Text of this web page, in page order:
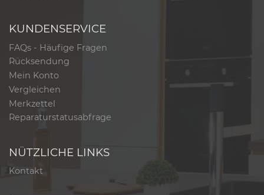
KUNDENSERVICE
FAQs - Häufige Fragen
Rücksendung
Mein Konto
Vergleichen
Merkzettel
Reparaturstatusabfrage
NÜTZLICHE LINKS
Kontakt